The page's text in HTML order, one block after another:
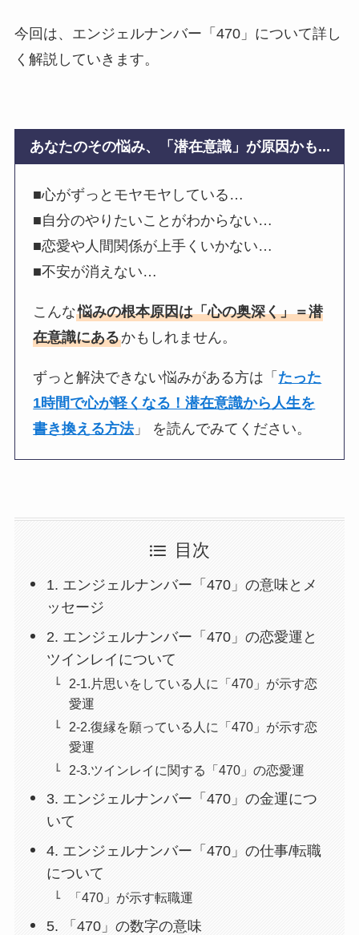
今回は、エンジェルナンバー「470」について詳し
く解説していきます。
あなたのその悩み、「潜在意識」が原因かも...
■心がずっとモヤモヤしている…
■自分のやりたいことがわからない…
■恋愛や人間関係が上手くいかない…
■不安が消えない…
こんな悩みの根本原因は「心の奥深く」＝潜
在意識にあるかもしれません。
ずっと解決できない悩みがある方は「 たった
1時間で心が軽くなる！潜在意識から人生を
書き換える方法」 を読んでみてください。
目次
1. エンジェルナンバー「470」の意味とメ
ッセージ
2. エンジェルナンバー「470」の恋愛運と
ツインレイについて
2-1.片思いをしている人に「470」が示す恋
愛運
2-2.復縁を願っている人に「470」が示す恋
愛運
2-3.ツインレイに関する「470」の恋愛運
3. エンジェルナンバー「470」の金運につ
いて
4. エンジェルナンバー「470」の仕事/転職
について
「470」が示す転職運
5. 「470」の数字の意味